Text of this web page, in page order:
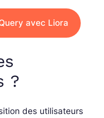
avec Liora
?
des utilisateurs